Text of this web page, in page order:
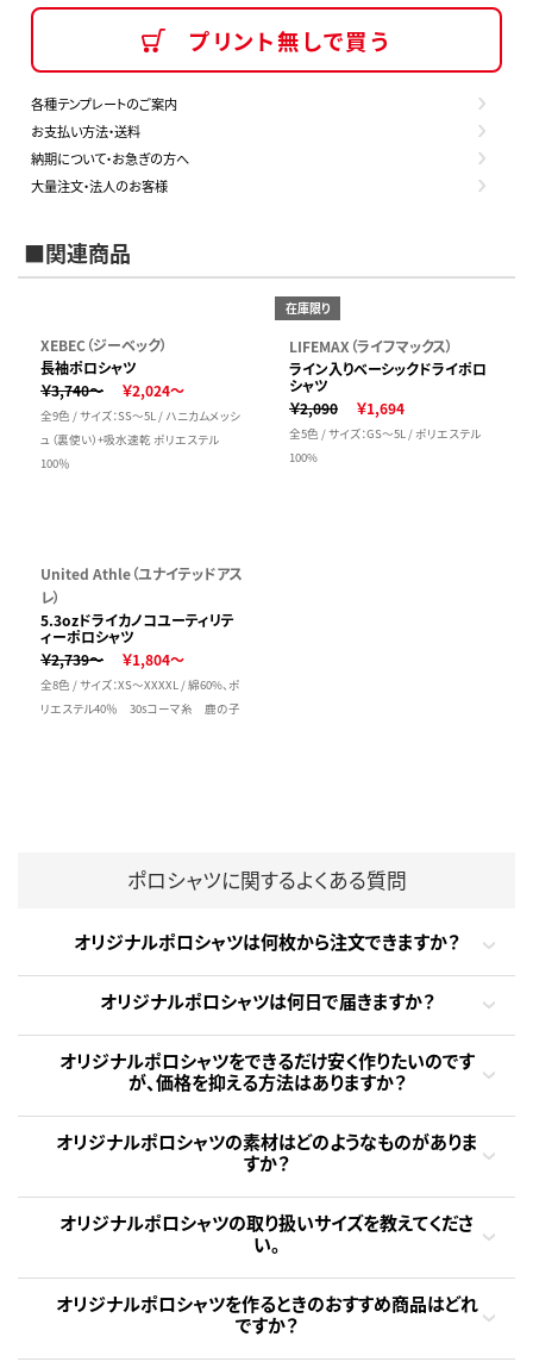
プリント無しで買う
各種テンプレートのご案内
お支払い方法・送料
納期について・お急ぎの方へ
大量注文・法人のお客様
■関連商品
XEBEC（ジーベック）
長袖ポロシャツ
￥3,740～
￥2,024～
全9色 / サイズ：SS～5L / ハニカムメッシ
ュ（裏使い）+吸水速乾 ポリエステル
100％
在庫限り
LIFEMAX（ライフマックス）
ライン入りベーシックドライポロ
シャツ
￥2,090
￥1,694
全5色 / サイズ：GS～5L / ポリエステル
100%
United Athle（ユナイテッドアス
レ）
5.3ozドライカノコユーティリテ
ィーポロシャツ
￥2,739～
￥1,804～
全8色 / サイズ：XS～XXXXL / 綿60%、ポ
リエステル40％ 30sコーマ糸 鹿の子
ポロシャツに関するよくある質問
オリジナルポロシャツは何枚から注文できますか？
オリジナルポロシャツは何日で届きますか？
オリジナルポロシャツをできるだけ安く作りたいのです
が、価格を抑える方法はありますか？
オリジナルポロシャツの素材はどのようなものがありま
すか？
オリジナルポロシャツの取り扱いサイズを教えてくださ
い。
オリジナルポロシャツを作るときのおすすめ商品はどれ
ですか？